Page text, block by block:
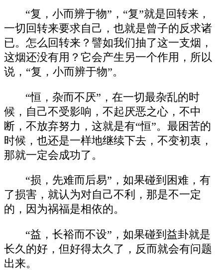
“复，小而辨于物”，“复”就是回转来，
一切回转来要求自己，也就是曾子的反求诸
已。怎么回转来？譬如我们抽了这一支烟，
这烟还没有用？它会产生另一个作用，所以
说，“复，小而辨于物”。
“恒，杂而不厌”，在一切最杂乱的时
候，自己不受影响，不起厌恶之心，不中
断，不放弃努力，这就是有“恒”。最困苦的
时候，也还是一样地继续下去，不变初衷，
那就一定会成功了。
“损，先难而后易”，如果碰到困难，有
了损害，就认为对自己不利，那是不一定
的，因为祸福是相依的。
“益，长裕而不设”，如果碰到益卦就是
长久的好，但好得太久了，反而就会有问题
出来。